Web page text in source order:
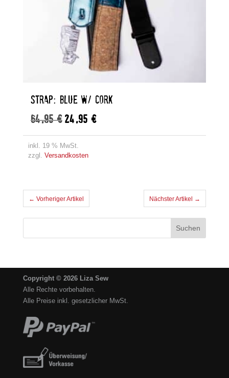
STRAP: BLUE W/ CORK
64,95€ Ursprünglicher
war:
64,95 €
24,95 €Aktueller
inkl. 19 % MwSt.
zzgl. Versandkosten
← Vorheriger Artikel Nächster Artikel →
Copyright © 2026 Liza Sew
Alle Rechte vorbehalten.
Alle Preise inkl. gesetzlicher MwSt.